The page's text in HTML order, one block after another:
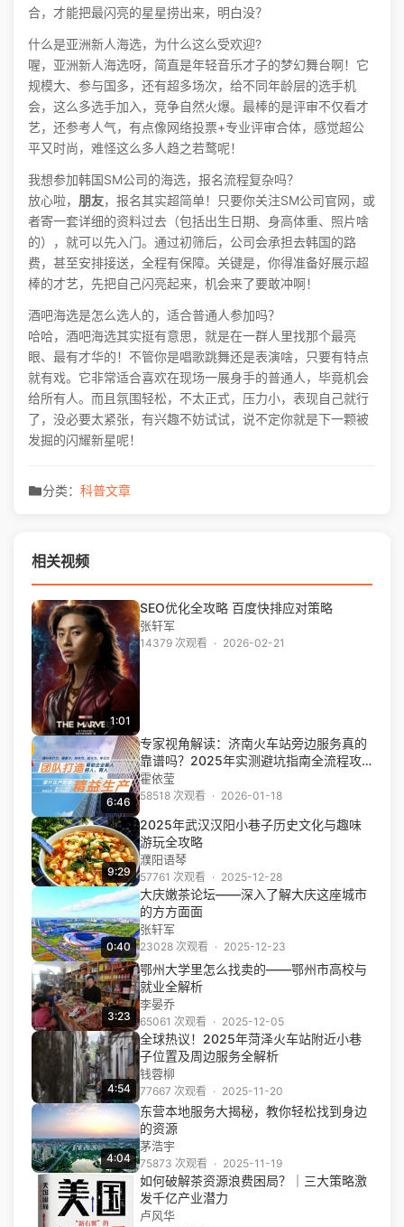
合，才能把最闪亮的星星捞出来，明白没？
什么是亚洲新人海选，为什么这么受欢迎?
喔，亚洲新人海选呀，简直是年轻音乐才子的梦幻舞台啊！它
规模大、参与国多，还有超多场次，给不同年龄层的选手机
会，这么多选手加入，竞争自然火爆。最棒的是评审不仅看才
艺，还参考人气，有点像网络投票+专业评审合体，感觉超公
平又时尚，难怪这么多人趋之若鹜呢！
我想参加韩国SM公司的海选，报名流程复杂吗？
放心啦， 朋友，报名其实超简单！只要你关注SM公司官网，或
者寄一套详细的资料过去（包括出生日期、身高体重、照片啥
的），就可以先入门。通过初筛后，公司会承担去韩国的路
费，甚至安排接送，全程有保障。关键是，你得准备好展示超
棒的才艺，先把自己闪亮起来，机会来了要敢冲啊！
酒吧海选是怎么选人的，适合普通人参加吗？
哈哈，酒吧海选其实挺有意思，就是在一群人里找那个最亮
眼、最有才华的！不管你是唱歌跳舞还是表演啥，只要有特点
就有戏。它非常适合喜欢在现场一展身手的普通人，毕竟机会
给所有人。而且氛围轻松，不太正式，压力小，表现自己就行
了，没必要太紧张，有兴趣不妨试试，说不定你就是下一颗被
发掘的闪耀新星呢！
分类： 科普文章
相关视频
1:01
SEO优化全攻略 百度快排应对策略
张轩军
14379 次观看 · 2026-02-21
6:46
专家视角解读：济南火车站旁边服务真的
靠谱吗？2025年实测避坑指南全流程攻
略及省时省费技巧
霍依莹
58518 次观看 · 2026-01-18
9:29
2025年武汉汉阳小巷子历史文化与趣味
游玩全攻略
濮阳语琴
57761 次观看 · 2025-12-28
0:40
大庆嫩茶论坛——深入了解大庆这座城市
的方方面面
张轩军
23028 次观看 · 2025-12-23
3:23
鄂州大学里怎么找卖的——鄂州市高校与
就业全解析
李晏乔
65061 次观看 · 2025-12-05
4:54
全球热议！2025年菏泽火车站附近小巷
子位置及周边服务全解析
钱蓉柳
77667 次观看 · 2025-11-20
4:04
东营本地服务大揭秘，教你轻松找到身边
的资源
茅浩宇
75873 次观看 · 2025-11-19
如何破解茶资源浪费困局？｜三大策略激
发千亿产业潜力
卢风华